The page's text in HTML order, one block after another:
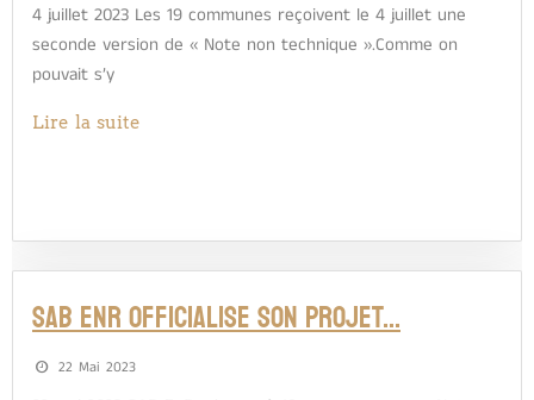
4 juillet 2023 Les 19 communes reçoivent le 4 juillet une
seconde version de « Note non technique ».Comme on
pouvait s’y
Lire la suite
SAB ENR OFFICIALISE SON PROJET…
22 Mai 2023